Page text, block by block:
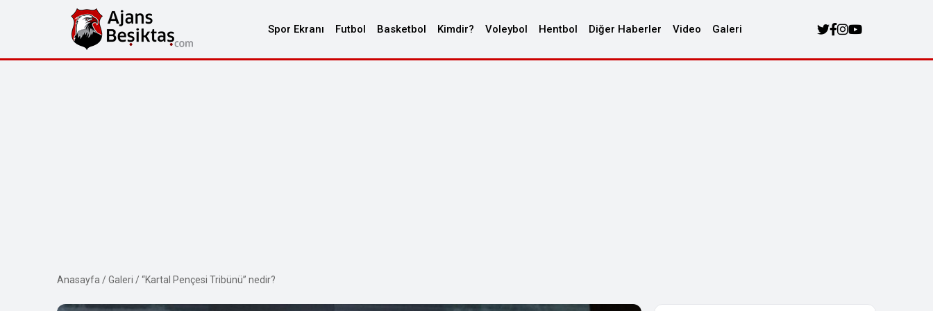
Spor Ekranı Futbol Basketbol Kimdir? Voleybol Hentbol Diğer Haberler Video Galeri
Anasayfa /Galeri /“Kartal Pençesi Tribünü” nedir?